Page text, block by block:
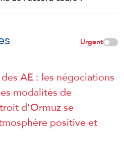
Urgent
AE : les négociations
modalités de
d’Ormuz se
positive et